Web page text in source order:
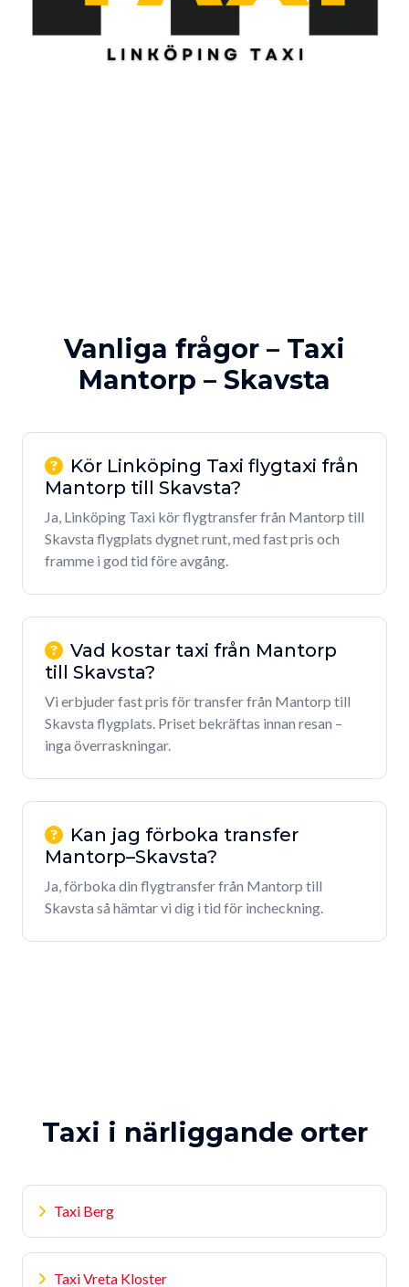
Vanliga frågor – Taxi
Mantorp – Skavsta
Kör Linköping Taxi flygtaxi från
Mantorp till Skavsta?
Ja, Linköping Taxi kör flygtransfer från Mantorp till
Skavsta flygplats dygnet runt, med fast pris och
framme i god tid före avgång.
Vad kostar taxi från Mantorp
till Skavsta?
Vi erbjuder fast pris för transfer från Mantorp till
Skavsta flygplats. Priset bekräftas innan resan –
inga överraskningar.
Kan jag förboka transfer
Mantorp–Skavsta?
Ja, förboka din flygtransfer från Mantorp till
Skavsta så hämtar vi dig i tid för incheckning.
Taxi i närliggande orter
Taxi Berg
Taxi Vreta Kloster